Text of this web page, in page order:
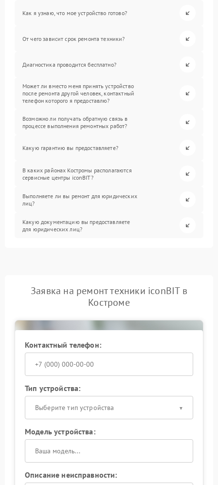
Как я узнаю, что мое устройство готово?
От чего зависит срок ремонта техники?
Диагностика проводится бесплатно?
Может ли вместо меня принять устройство
после ремонта другой человек, контактный
телефон которого я предоставлю?
Возможно ли получать обратную связь в
процессе выполнения ремонтных работ?
Какую гарантию вы предоставляете?
В каких районах Костромы располагаются
сервисные центры iconBIT?
Выполняете ли вы ремонт для юридических
лиц?
Какую документацию вы предоставляете
для юридических лиц?
Заявка на ремонт техники iconBIT в
Костроме
Контактный телефон:
Тип устройства:
Выберите тип устройства
Модель устройства:
Описание неисправности: